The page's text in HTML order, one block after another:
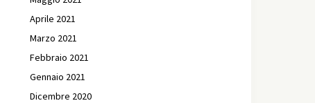
Aprile 2021
Marzo 2021
Febbraio 2021
Gennaio 2021
Dicembre 2020